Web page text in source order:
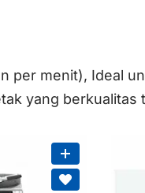
per menit), Ideal
yang berkualitas